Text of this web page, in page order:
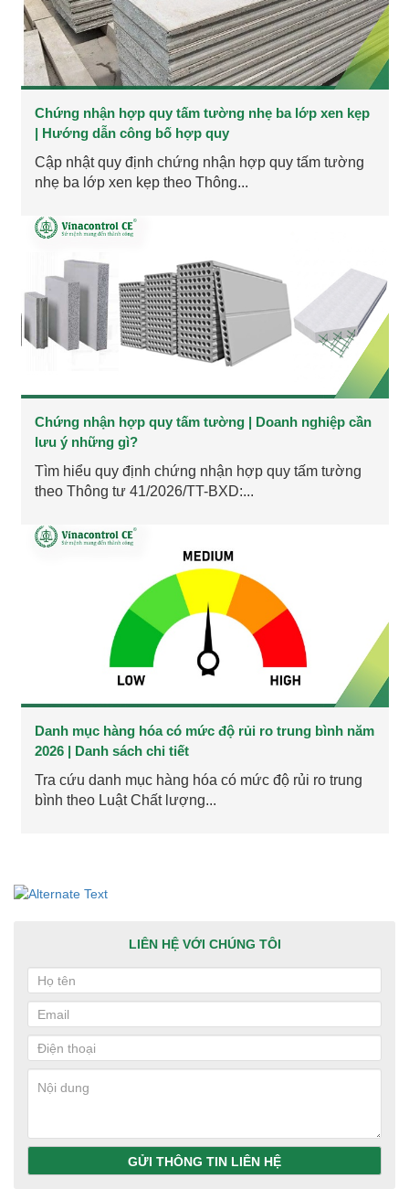
Chứng nhận hợp quy tấm tường nhẹ ba lớp xen kẹp
| Hướng dẫn công bố hợp quy
Cập nhật quy định chứng nhận hợp quy tấm tường
nhẹ ba lớp xen kẹp theo Thông...
Chứng nhận hợp quy tấm tường | Doanh nghiệp cần
lưu ý những gì?
Tìm hiểu quy định chứng nhận hợp quy tấm tường
theo Thông tư 41/2026/TT-BXD:...
Danh mục hàng hóa có mức độ rủi ro trung bình năm
2026 | Danh sách chi tiết
Tra cứu danh mục hàng hóa có mức độ rủi ro trung
bình theo Luật Chất lượng...
LIÊN HỆ VỚI CHÚNG TÔI
GỬI THÔNG TIN LIÊN HỆ